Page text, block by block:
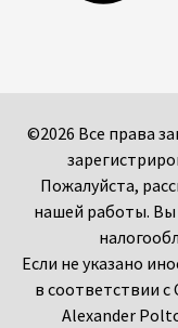
©2026 Все права
Пожалуйста,
нашей работы.
Если не указано
в соответствии с
Alexander